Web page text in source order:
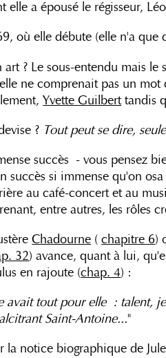
elle a épousé le régisseur,
où elle débute (elle n'a
art ? Le sous-entendu mais
ne comprenait pas un
Yvette Guilberttandis
? Tout peut se dire,
succès - vous pensez
succès si immense qu'on
au café-concert et au
entre autres, les rôles
Chadourne (chapitre 6)
32) avance, quant à lui,
en rajoute (chap. 4) :
avait tout pour elle : talent,
Saint-Antoine..."
la notice biographique de